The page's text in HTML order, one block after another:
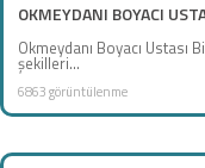
OKMEYDANI BOYACI
Okmeydanı Boyacı Ustası
şekilleri...
6863 görüntülenme